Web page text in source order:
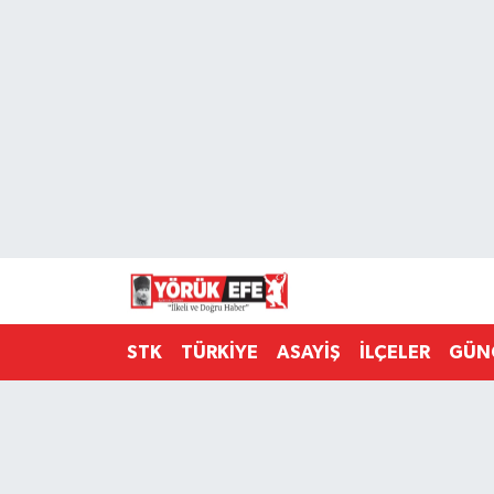
STK TÜRKİYE ASAYİŞ İLÇELER
Süper Lig Puan Durumu ve Fikstür
Tüm Manşetler